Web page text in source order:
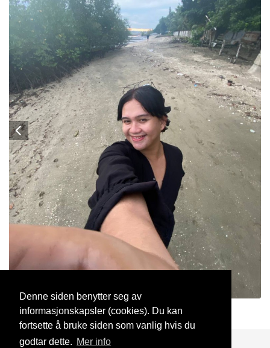
Denne siden benytter seg av
informasjonskapsler (cookies). Du kan
fortsette å bruke siden som vanlig hvis du
godtar dette. Mer info
Effa 1 Aug, 2024
Blogg Support Kontakt oss